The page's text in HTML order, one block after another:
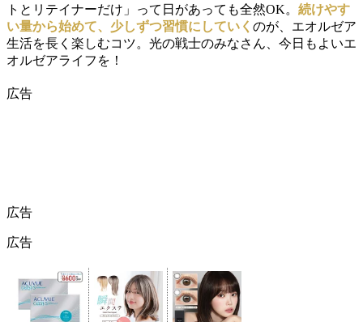
トとリテイナーだけ」って日があっても全然OK。 続けやす
い量から始めて、少しずつ習慣にしていく のが、エオルゼア
生活を長く楽しむコツ。光の戦士のみなさん、今日もよいエ
オルゼアライフを！
広告
広告
広告